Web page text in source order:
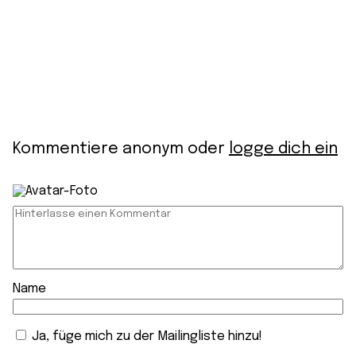
Kommentiere anonym oder logge dich ein
Name
Ja, füge mich zu der Mailingliste hinzu!